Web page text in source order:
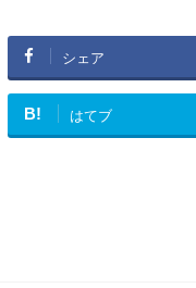
シェア
B! はてブ